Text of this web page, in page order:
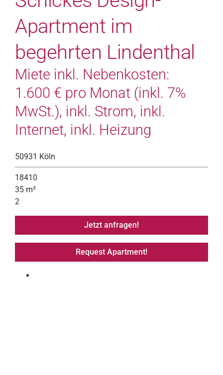
Apartment im
begehrten Lindenthal
Miete inkl. Nebenkosten:
1.600 € pro Monat (inkl. 7%
MwSt.), inkl. Strom, inkl.
Internet, inkl. Heizung
50931 Köln
18410
35 m²
2
Jetzt anfragen!
Request Apartment!